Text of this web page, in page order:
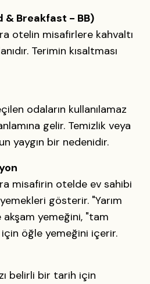
& Breakfast - BB)
otelin misafirlere kahvaltı
Terimin kısaltması
odaların kullanılamaz
gelir. Temizlik veya
yaygın bir nedenidir.
misafirin otelde ev sahibi
gösterir. "Yarım
akşam yemeğini, "tam
öğle yemeğini içerir.
belirli bir tarih için